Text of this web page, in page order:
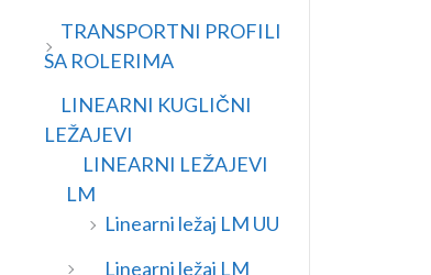
TRANSPORTNI PROFILI
SA ROLERIMA
LINEARNI KUGLIČNI
LEŽAJEVI
LINEARNI LEŽAJEVI
LM
Linearni ležaj LM UU
Linearni ležaj LM